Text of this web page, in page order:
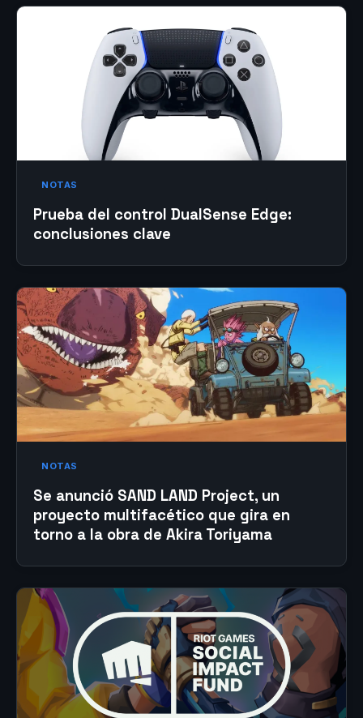
NOTAS
Prueba del control DualSense Edge:
conclusiones clave
NOTAS
Se anunció SAND LAND Project, un
proyecto multifacético que gira en
torno a la obra de Akira Toriyama